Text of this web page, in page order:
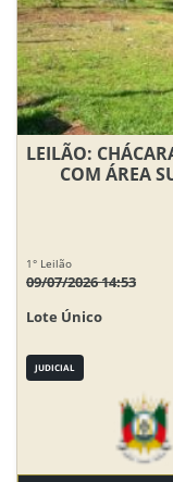
LEILÃO:
COM ÁREA
1° Leilão
09/07/2026 14:53
Lote Único
JUDICIAL